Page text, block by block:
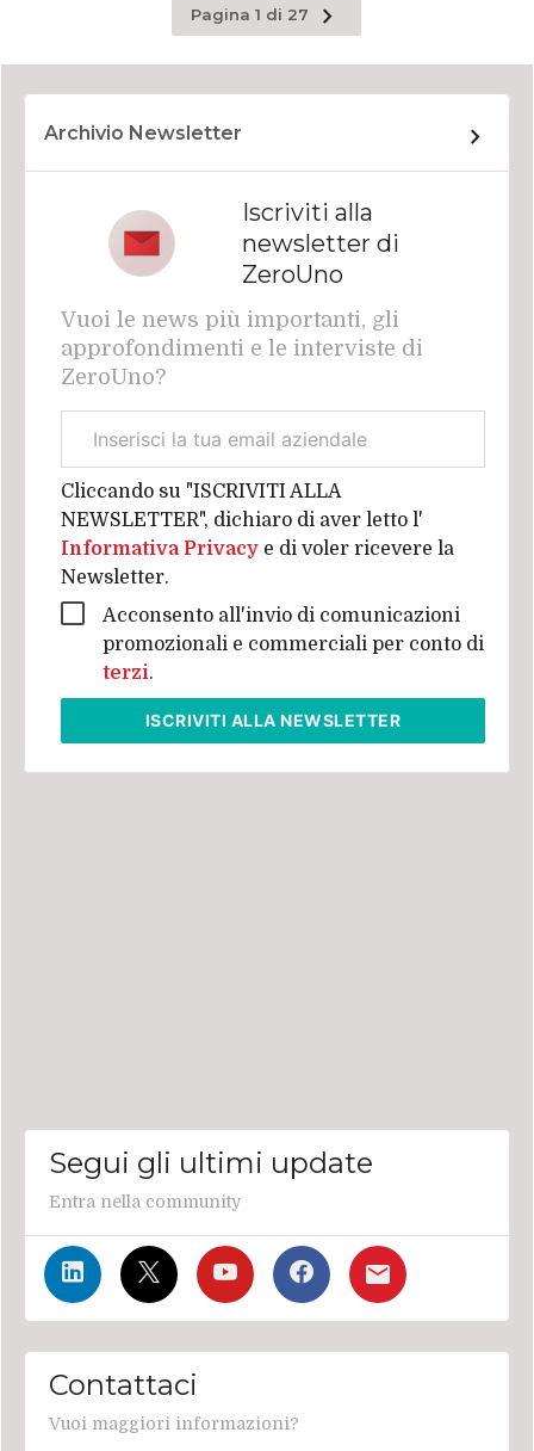
Pagina 1 di 27
Pagina
successiva
Archivio Newsletter
Iscriviti alla
newsletter di
ZeroUno
Vuoi le news più importanti, gli
approfondimenti e le interviste di
ZeroUno?
aziendale
Cliccando su "ISCRIVITI ALLA
NEWSLETTER", dichiaro di aver letto l'
Informativa Privacy e di voler ricevere la
Newsletter.
Acconsento all'invio di comunicazioni
promozionali e commerciali per conto di
terzi.
ISCRIVITI ALLA NEWSLETTER
Segui gli ultimi update
Entra nella community
Contattaci
Vuoi maggiori informazioni?